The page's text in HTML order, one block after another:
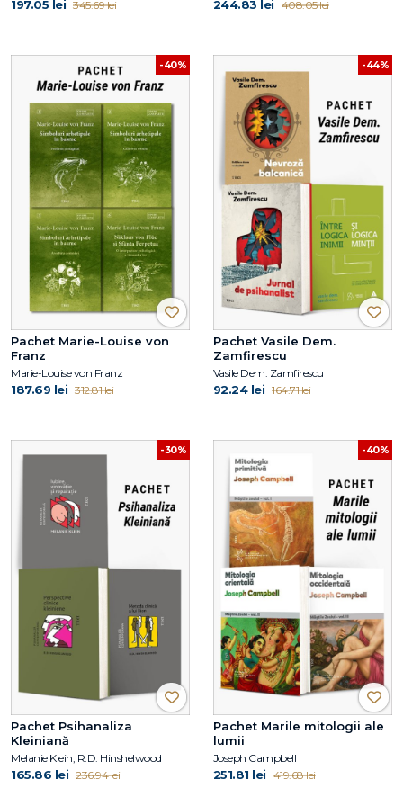
197.05 lei 345.69 lei 244.83 lei 408.05 lei
-40%
Pachet Marie-Louise von
Franz
Marie-Louise von Franz
187.69 lei 312.81 lei
-44%
Pachet Vasile Dem.
Zamfirescu
Vasile Dem. Zamfirescu
92.24 lei 164.71 lei
-30%
Pachet Psihanaliza
Kleiniană
Melanie Klein, R.D. Hinshelwood
165.86 lei 236.94 lei
-40%
Pachet Marile mitologii ale
lumii
Joseph Campbell
251.81 lei 419.68 lei